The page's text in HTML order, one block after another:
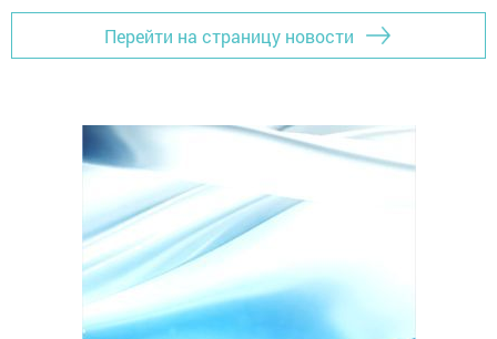
Перейти на страницу новости